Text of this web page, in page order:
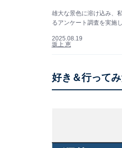
雄大な景色に溶け込み、
るアンケート調査を実施
2025.08.19
坂上 恵
好き＆行って